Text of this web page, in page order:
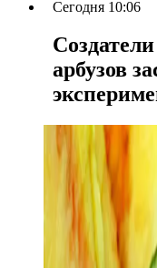
Сегодня 10:06
арбузов